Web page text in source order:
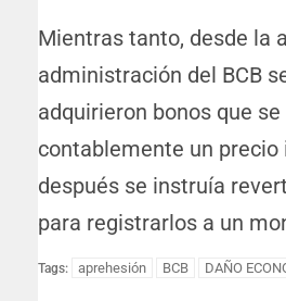
Mientras tanto, desde la
administración del BCB
adquirieron bonos que
contablemente un precio
después se instruía
para registrarlos a un
Tags: aprehesión BCB DAÑO